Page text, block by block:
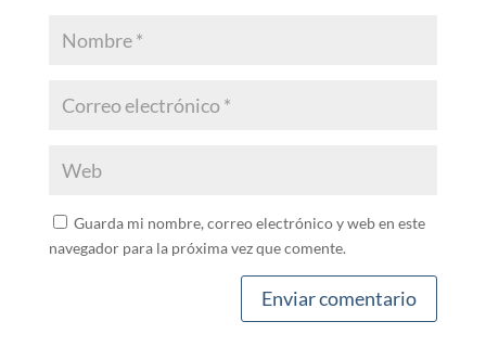
Guarda mi nombre, correo electrónico y web en este
navegador para la próxima vez que comente.